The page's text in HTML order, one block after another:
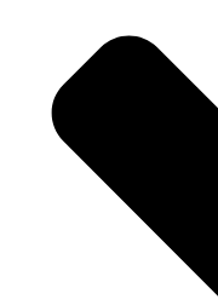
Please select rating.